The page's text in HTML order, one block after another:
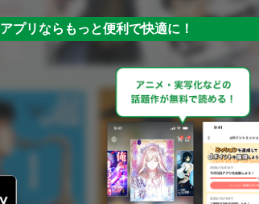
アプリならもっと便利で快適に！